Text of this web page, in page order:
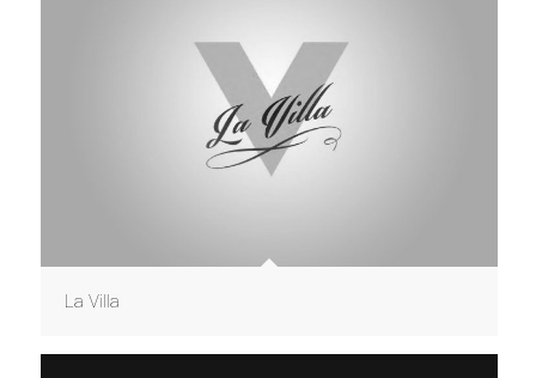
La Villa